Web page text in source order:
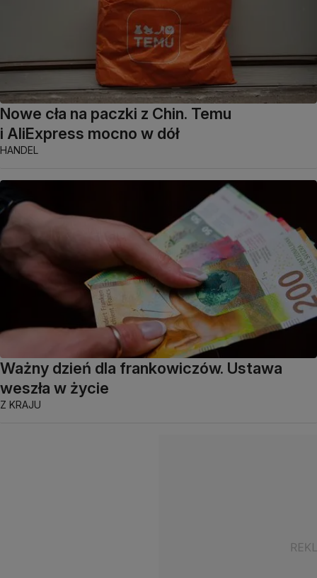
Nowe cła na paczki z Chin. Temu
i AliExpress mocno w dół
HANDEL
Ważny dzień dla frankowiczów. Ustawa
weszła w życie
Z KRAJU